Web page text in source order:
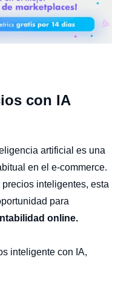
con IA
artificial es una
en el e-commerce.
inteligentes, esta
para
online.
inteligente con IA,